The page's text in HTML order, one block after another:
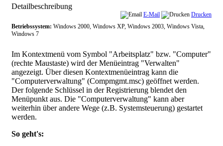
Detailbeschreibung
E-Mail
Drucken
Betriebssystem: Windows 2000, Windows XP, Windows 2003, Windows Vista,
Windows 7
Im Kontextmenü vom Symbol "Arbeitsplatz" bzw. "Computer"
(rechte Maustaste) wird der Menüeintrag "Verwalten"
angezeigt. Über diesen Kontextmenüeintrag kann die
"Computerverwaltung" (Compmgmt.msc) geöffnet werden.
Der folgende Schlüssel in der Registrierung blendet den
Menüpunkt aus. Die "Computerverwaltung" kann aber
weiterhin über andere Wege (z.B. Systemsteuerung) gestartet
werden.
So geht's: